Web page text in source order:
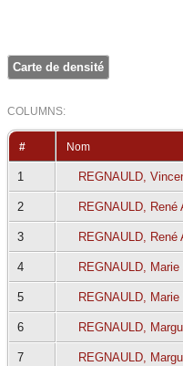
Carte de densité
COLUMN S:
# Nom
1 REGNAULD,
2 REGNAULD, René
3 REGNAULD, René
4 REGNAULD,
5 REGNAULD,
6 REGNAULD,
7 REGNAULD,